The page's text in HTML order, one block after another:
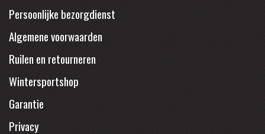
Persoonlijke bezorgdienst
Algemene voorwaarden
Ruilen en retourneren
Wintersportshop
Garantie
Privacy